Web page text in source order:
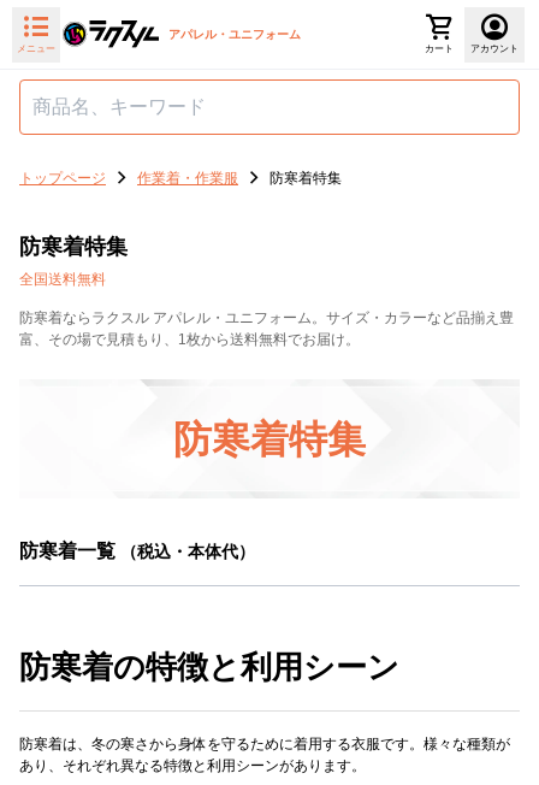
メニュー
アパレル・ユニフォーム
カート アカウント
トップページ 作業着・作業服 防寒着特集
防寒着特集
全国送料無料
防寒着ならラクスル アパレル・ユニフォーム。サイズ・カラーなど品揃え豊
富、その場で見積もり、1枚から送料無料でお届け。
防寒着特集
防寒着一覧 （税込・本体代）
防寒着の特徴と利用シーン
防寒着は、冬の寒さから身体を守るために着用する衣服です。様々な種類が
あり、それぞれ異なる特徴と利用シーンがあります。